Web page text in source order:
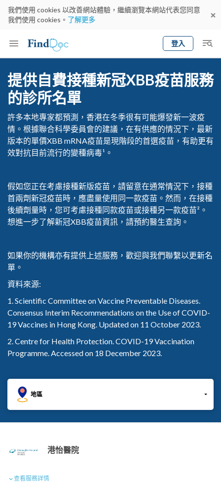
我們使用 cookies 以改善網站體驗，繼續瀏覽本網站代表您同意
我們使用 cookies。 了解更多
登入
預約醫生
專科 選擇地區
gender
提供自費接種新冠XBB疫苗服務
的診所名單
許多本地專家都預測，香港在冬季很有可能爆發新一波疫
情。根據聯合科學委員會的建議，在有供應的情況下，最新
版本的單價XBB mRNA疫苗是現階段的首選疫苗，有助更有
效對抗目前流行的變種病毒¹。
假如您正在考慮接種新版疫苗，請留意在通常情況下，接種
首兩劑新冠疫苗時，應盡量使用同一款疫苗。然而，在接種
後續劑量時，您可考慮接種同款疫苗或接種另一款疫苗²。
想進一步了解新冠XBB疫苗資訊，請預約醫生查詢。
如果你的機構亦有提供上述服務，歡迎與我們聯繫以更新名
單。
資料來源:
1. Scientific Committee on Vaccine Preventable Diseases.
Consensus Interim Recommendations on the Use of COVID-
19 Vaccines in Hong Kong. Updated on 11 October 2023.
2. Centre for Health Protection. COVID-19 Vaccination
Programme. Accessed on 18 December 2023.
地區
地區
港怡醫院
查看服務詳情